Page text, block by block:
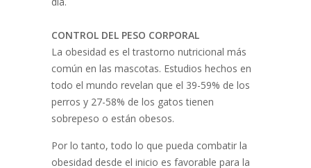
CONTROL DEL PESO CORPORAL
La obesidad es el trastorno nutricional más
común en las mascotas. Estudios hechos en
todo el mundo revelan que el 39-59% de los
perros y 27-58% de los gatos tienen
sobrepeso o están obesos.
Por lo tanto, todo lo que pueda combatir la
obesidad desde el inicio es favorable para la